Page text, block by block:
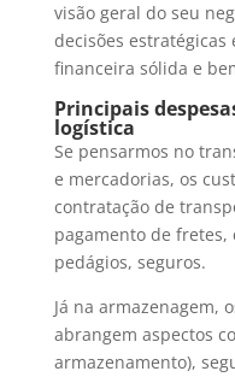
visão geral do seu
decisões estratégicas
financeira sólida e
Principais
logística
Se pensarmos no
e mercadorias, os
contratação de
pagamento de
pedágios, seguros.
Já na armazenagem,
abrangem aspectos
armazenamento),